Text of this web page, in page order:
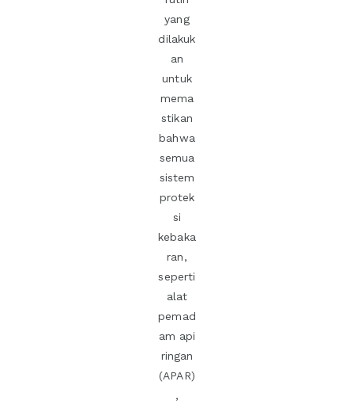
yang
dilakuk
an
untuk
mema
stikan
bahwa
semua
sistem
protek
si
kebaka
ran,
seperti
alat
pemad
am api
ringan
(APAR)
,